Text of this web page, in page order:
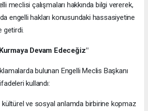
meclisi çalışmaları hakkında bilgi vererek,
engelli hakları konusundaki hassasiyetine
getirdi.
Devam Edeceğiz"
bulunan Engelli Meclis Başkanı
kullandı:
kültürel ve sosyal anlamda birbirine kopmaz